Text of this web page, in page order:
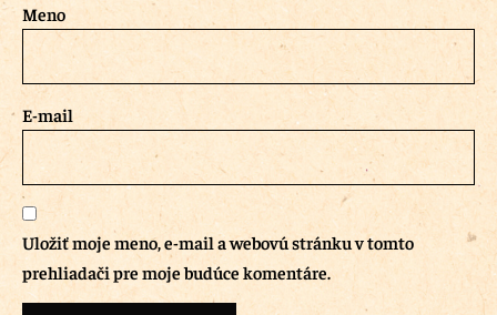
Meno
E-mail
Uložiť moje meno, e-mail a webovú stránku v tomto
prehliadači pre moje budúce komentáre.